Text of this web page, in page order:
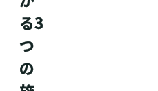
る3
つ
の